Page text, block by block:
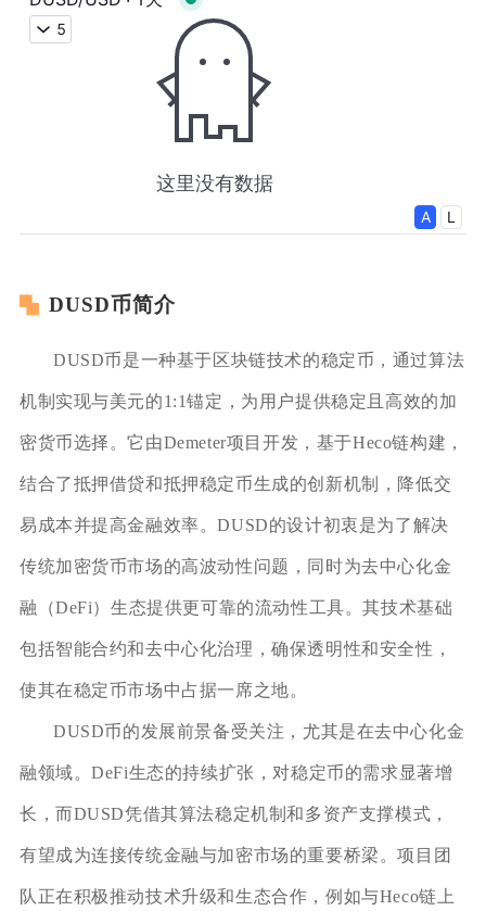
DUSD币简介
DUSD币是一种基于区块链技术的稳定币，通过算法
机制实现与美元的1:1锚定，为用户提供稳定且高效的加
密货币选择。它由Demeter项目开发，基于Heco链构建，
结合了抵押借贷和抵押稳定币生成的创新机制，降低交
易成本并提高金融效率。DUSD的设计初衷是为了解决
传统加密货币市场的高波动性问题，同时为去中心化金
融（DeFi）生态提供更可靠的流动性工具。其技术基础
包括智能合约和去中心化治理，确保透明性和安全性，
使其在稳定币市场中占据一席之地。
DUSD币的发展前景备受关注，尤其是在去中心化金
融领域。DeFi生态的持续扩张，对稳定币的需求显著增
长，而DUSD凭借其算法稳定机制和多资产支撑模式，
有望成为连接传统金融与加密市场的重要桥梁。项目团
队正在积极推动技术升级和生态合作，例如与Heco链上